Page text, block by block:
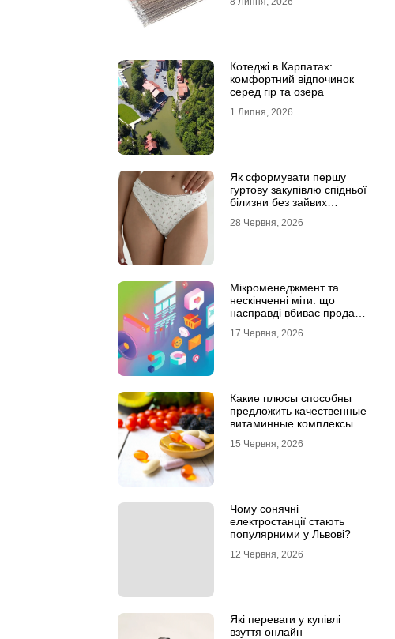
Котеджі в Карпатах:
комфортний відпочинок
серед гір та озера
1 Липня, 2026
Як сформувати першу
гуртову закупівлю спідньої
білизни без зайвих
28 Червня, 2026
Мікроменеджмент та
нескінченні міти: що
насправді вбиває продажі
17 Червня, 2026
Какие плюсы способны
предложить качественные
витаминные комплексы
15 Червня, 2026
Чому сонячні
електростанції стають
популярними у Львові?
12 Червня, 2026
Які переваги у купівлі
взуття онлайн